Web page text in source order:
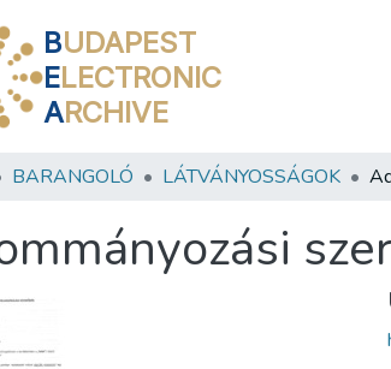
BUDAPEST
ELECTRONIC
ARCHIVE
BARANGOLÓ LÁTVÁNYOSSÁGOK